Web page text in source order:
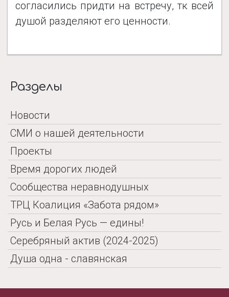
согласились придти на встречу, тк всей
душой разделяют его ценности.
Разделы
Новости
СМИ о нашей деятельности
Проекты
Время дорогих людей
Сообщества неравнодушных
ТРЦ Коалиция «Забота рядом»
Русь и Белая Русь — едины!
Серебряный актив (2024-2025)
Душа одна - славянская